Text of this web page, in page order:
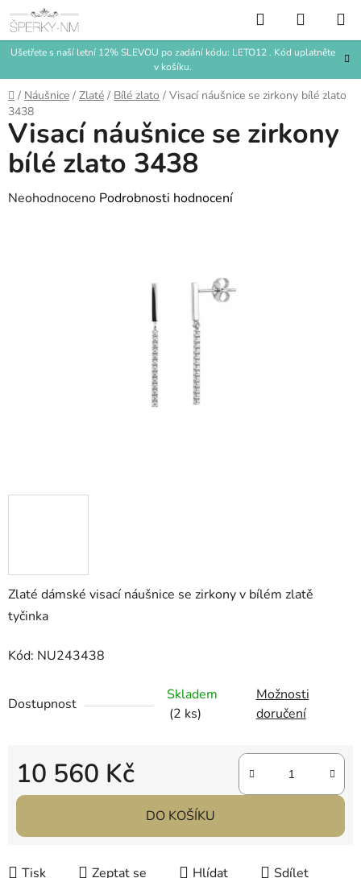
na
obsah
Ušetřete s naší letní 12% SLEVOU po zadání kódu: LETO12 . Kód uplatněte
v košíku.
Hledat
KOŠÍK
Domů
/ Náušnice / Zlaté / Bílé zlato / Visací náušnice se zirkony bílé zlato
3438
Zlaté dámské visací náušnice se zirkony v bílém zlatě
tyčinka
Kód: NU243438
Dostupnost
Skladem
(2 ks)
Možnosti
doručení
10 560 Kč
Měrná cena:
DO KOŠÍKU
Tisk Zeptat se Hlídat Sdílet
Visací náušnice se zirkony
bílé zlato 3438
Průměrné
Neohodnoceno Podrobnosti hodnocení